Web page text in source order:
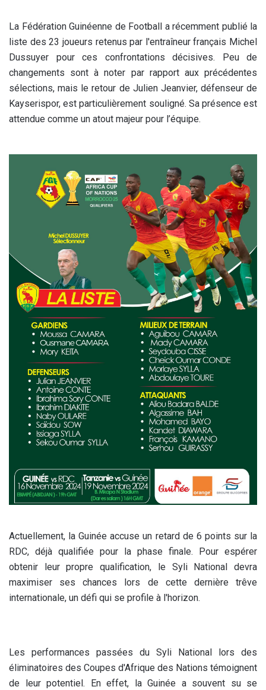
La Fédération Guinéenne de Football a récemment publié la
liste des 23 joueurs retenus par l'entraîneur français Michel
Dussuyer pour ces confrontations décisives. Peu de
changements sont à noter par rapport aux précédentes
sélections, mais le retour de Julien Jeanvier, défenseur de
Kayserispor, est particulièrement souligné. Sa présence est
attendue comme un atout majeur pour l’équipe.
Actuellement, la Guinée accuse un retard de 6 points sur la
RDC, déjà qualifiée pour la phase finale. Pour espérer
obtenir leur propre qualification, le Syli National devra
maximiser ses chances lors de cette dernière trêve
internationale, un défi qui se profile à l'horizon.
Les performances passées du Syli National lors des
éliminatoires des Coupes d'Afrique des Nations témoignent
de leur potentiel. En effet, la Guinée a souvent su se